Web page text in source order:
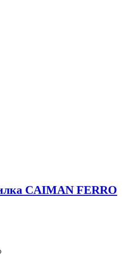
CAIMAN FERRO